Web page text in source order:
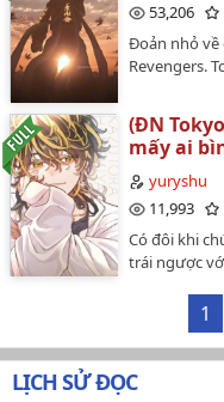
đột phá,cậu
người mẫu
đầy đam mê
người ủng
53,206
Đoản nhỏ về
Revengers.
(ĐN
mấy ai
yuryshu
11,993
Có đôi khi
trái ngược
Baji x
HinaDraken
Kisaki[Đã
1
LỊCH SỬ ĐỌC